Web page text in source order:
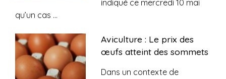
indiqué ce mercredi 10 mai
qu’un cas ...
Aviculture : Le prix des
œufs atteint des sommets
Dans un contexte de